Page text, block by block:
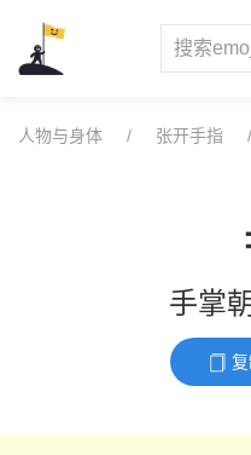
content
人物与身体 张开手指
手掌